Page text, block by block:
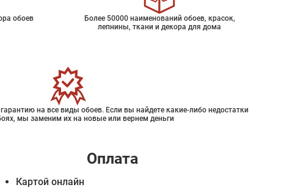
обоев
Более 50000 наименований обоев, красок,
лепнины, ткани и декора для дома
на все виды обоев. Если вы найдете какие-либо недостатки
мы заменим их на новые или вернем деньги
Оплата
Картой онлайн